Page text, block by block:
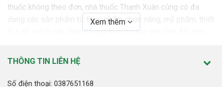
thuốc không theo đơn, nhà thuốc Thanh Xuân cũng có đa
dạng các sản phẩm từ thực phẩm chức năng, mỹ phẩm, thiết
bị y tế, vật tư tiêu hao để quý khách hàng yên tâm đặt trọn
SỨ MỆNH
Nhà thuốc Thanh Xuân cam kết mang tới những sản phẩm,
Xem thêm
THÔNG TIN LIÊN HỆ
Số điện thoại: 0387651168